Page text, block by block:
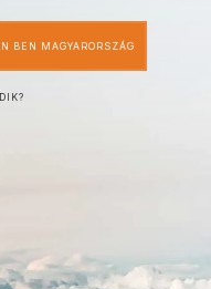
BEN MAGYARORSZÁG